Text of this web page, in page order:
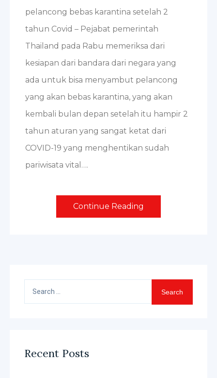
pelancong bebas karantina setelah 2
tahun Covid – Pejabat pemerintah
Thailand pada Rabu memeriksa dari
kesiapan dari bandara dari negara yang
ada untuk bisa menyambut pelancong
yang akan bebas karantina, yang akan
kembali bulan depan setelah itu hampir 2
tahun aturan yang sangat ketat dari
COVID-19 yang menghentikan sudah
pariwisata vital….
Continue Reading
for:
Recent Posts